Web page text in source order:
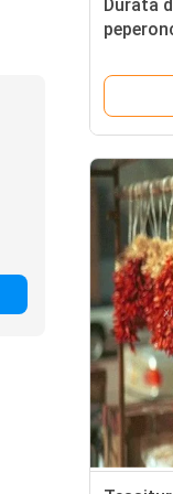
Durata
fresco